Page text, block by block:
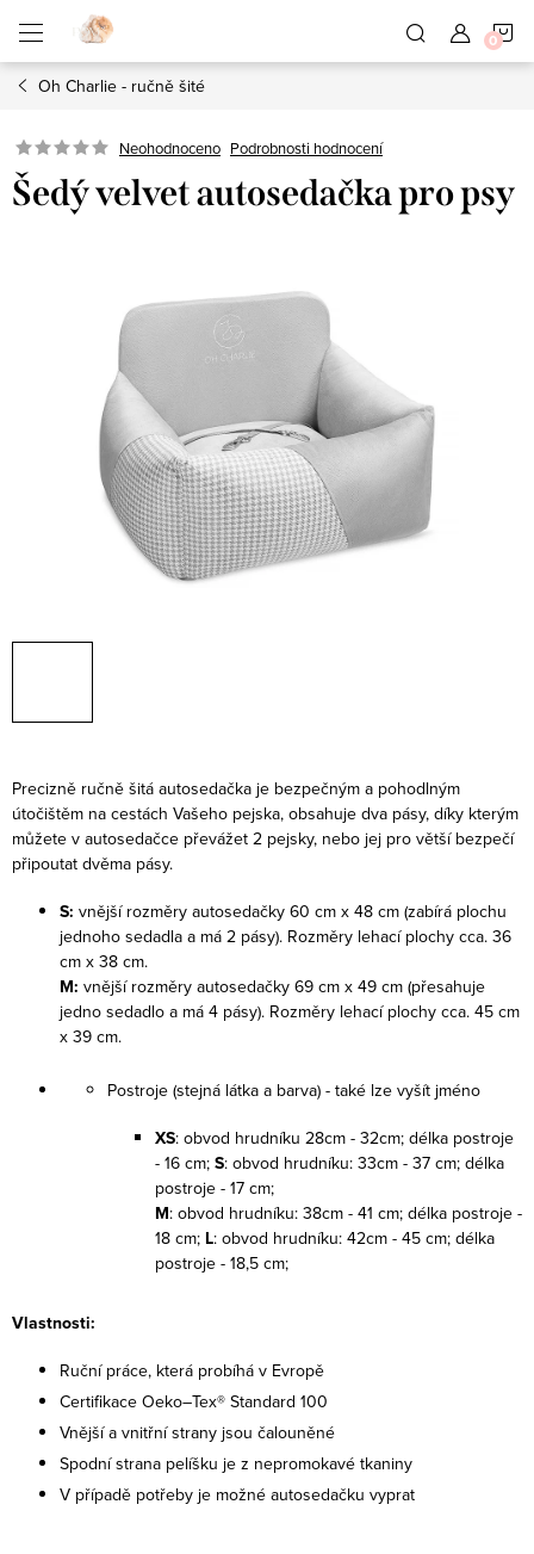
obsah
Oh Charlie - ručně šité
Neohodnoceno Podrobnosti hodnocení
Šedý velvet autosedačka pro psy
Precizně ručně šitá autosedačka je bezpečným a pohodlným
útočištěm na cestách Vašeho pejska, obsahuje dva pásy, díky kterým
můžete v autosedačce převážet 2 pejsky, nebo jej pro větší bezpečí
připoutat dvěma pásy.
S: vnější rozměry autosedačky 60 cm x 48 cm (zabírá plochu
jednoho sedadla a má 2 pásy). Rozměry lehací plochy cca. 36
cm x 38 cm.
M: vnější rozměry autosedačky 69 cm x 49 cm (přesahuje
jedno sedadlo a má 4 pásy). Rozměry lehací plochy cca. 45 cm
x 39 cm.
Postroje (stejná látka a barva) - také lze vyšít jméno
XS: obvod hrudníku 28cm - 32cm; délka postroje
- 16 cm; S: obvod hrudníku: 33cm - 37 cm; délka
postroje - 17 cm;
M: obvod hrudníku: 38cm - 41 cm; délka postroje -
18 cm; L: obvod hrudníku: 42cm - 45 cm; délka
postroje - 18,5 cm;
Vlastnosti:
Ruční práce, která probíhá v Evropě
Certifikace Oeko–Tex® Standard 100
Vnější a vnitřní strany jsou čalouněné
Spodní strana pelíšku je z nepromokavé tkaniny
V případě potřeby je možné autosedačku vyprat